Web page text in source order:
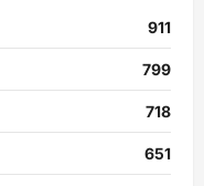
911
799
718
651